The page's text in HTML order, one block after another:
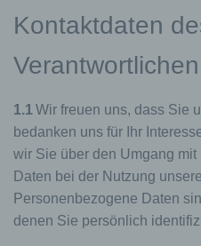
Kontaktdaten
Verantwortlichen
1.1 Wir freuen uns, dass Sie
bedanken uns für Ihr
wir Sie über den Umgang
Daten bei der Nutzung
Personenbezogene Daten
denen Sie persönlich